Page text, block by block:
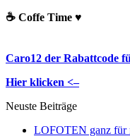
☕️ Coffe Time ♥️
Caro12 der Rabattcode
Hier klicken <–
Neuste Beiträge
LOFOTEN ganz für